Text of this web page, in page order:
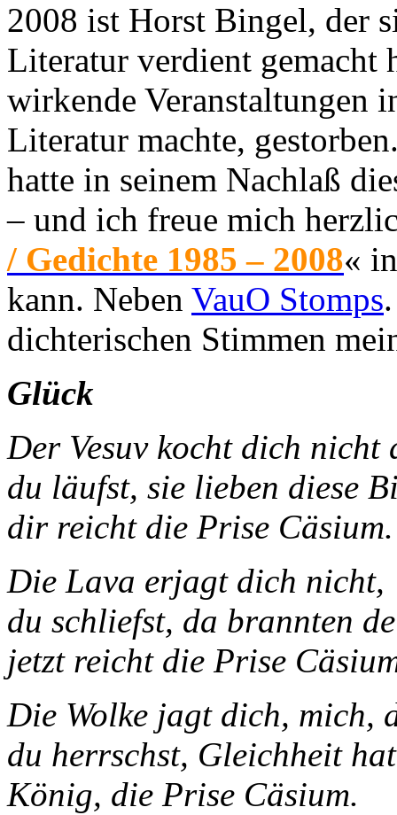
2008 ist Horst Bingel, der
Literatur verdient gemacht
wirkende Veranstaltungen
Literatur machte,
hatte in seinem Nachlaß
– und ich freue mich
/ Gedichte 1985 – 2008«
kann. Neben VauO Stomps
dichterischen Stimmen
Glück
Der Vesuv kocht
du läufst, sie lieben diese
dir reicht die Prise Cäsium.
Die Lava erjagt dich nicht,
du schliefst, da brannten
jetzt reicht die Prise
Die Wolke jagt dich, mich,
du herrschst, Gleichheit
König, die Prise Cäsium.